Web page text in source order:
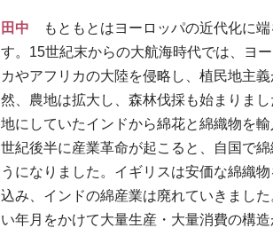
田中 もともとはヨーロッパの近代化に端
す。15世紀末からの大航海時代では、ヨ
カやアフリカの大陸を侵略し、植民地主
然、農地は拡大し、森林伐採も始まりま
地にしていたインドから綿花と綿織物を
世紀後半に産業革命が起こると、自国で
うになりました。イギリスは安価な綿織
込み、インドの綿産業は廃れていきまし
い年月をかけて大量生産・大量消費の構